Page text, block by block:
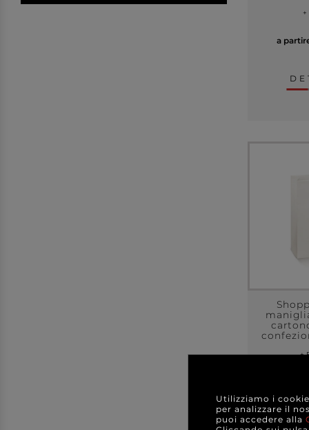
+
a
+
A
Utilizziamo i
per analizzare il
puoi accedere alla